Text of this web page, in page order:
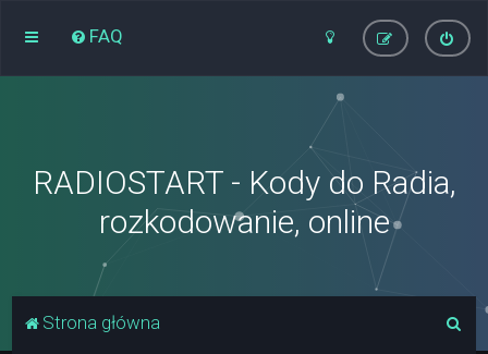
FAQ
RADIOSTART - Kody do Radia,
rozkodowanie, online
Strona główna